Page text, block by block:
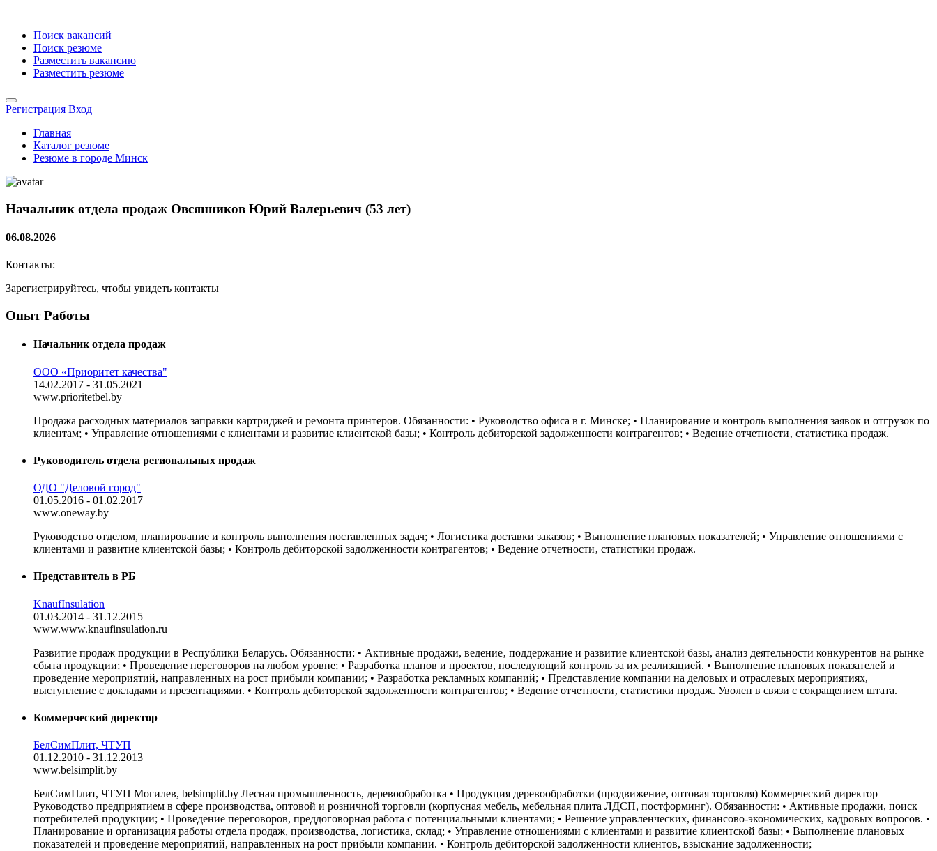
Поиск вакансий
Поиск резюме
Разместить вакансию
Разместить резюме
Регистрация Вход
Главная
Каталог резюме
Резюме в городе Минск
Начальник отдела продаж Овсянников Юрий Валерьевич (53 лет)
06.08.2026
Контакты:
Зарегистрируйтесь, чтобы увидеть контакты
Опыт Работы
Начальник отдела продаж
ООО «Приоритет качества"
14.02.2017 - 31.05.2021
www.prioritetbel.by
Продажа расходных материалов заправки картриджей и ремонта принтеров. Обязанности: • Руководство офиса в г. Минске; • Планирование и контроль выполнения заявок и отгрузок по
клиентам; • Управление отношениями с клиентами и развитие клиентской базы; • Контроль дебиторской задолженности контрагентов; • Ведение отчетности‚ статистика продаж.
Руководитель отдела региональных продаж
ОДО "Деловой город"
01.05.2016 - 01.02.2017
www.oneway.by
Руководство отделом, планирование и контроль выполнения поставленных задач; • Логистика доставки заказов; • Выполнение плановых показателей; • Управление отношениями с
клиентами и развитие клиентской базы; • Контроль дебиторской задолженности контрагентов; • Ведение отчетности‚ статистики продаж.
Представитель в РБ
KnaufInsulation
01.03.2014 - 31.12.2015
www.www.knaufinsulation.ru
Развитие продаж продукции в Республики Беларусь. Обязанности: • Активные продажи, ведение‚ поддержание и развитие клиентской базы, анализ деятельности конкурентов на рынке
сбыта продукции; • Проведение переговоров на любом уровне; • Разработка планов и проектов, последующий контроль за их реализацией. • Выполнение плановых показателей и
проведение мероприятий, направленных на рост прибыли компании; • Разработка рекламных компаний; • Представление компании на деловых и отраслевых мероприятиях,
выступление с докладами и презентациями. • Контроль дебиторской задолженности контрагентов; • Ведение отчетности‚ статистики продаж. Уволен в связи с сокращением штата.
Коммерческий директор
БелСимПлит, ЧТУП
01.12.2010 - 31.12.2013
www.belsimplit.by
БелСимПлит, ЧТУП Могилев, belsimplit.by Лесная промышленность, деревообработка • Продукция деревообработки (продвижение, оптовая торговля) Коммерческий директор
Руководство предприятием в сфере производства, оптовой и розничной торговли (корпусная мебель, мебельная плита ЛДСП, постформинг). Обязанности: • Активные продажи, поиск
потребителей продукции; • Проведение переговоров, преддоговорная работа с потенциальными клиентами; • Решение управленческих, финансово-экономических, кадровых вопросов. •
Планирование и организация работы отдела продаж, производства, логистика, склад; • Управление отношениями с клиентами и развитие клиентской базы; • Выполнение плановых
показателей и проведение мероприятий, направленных на рост прибыли компании. • Контроль дебиторской задолженности клиентов, взыскание задолженности;